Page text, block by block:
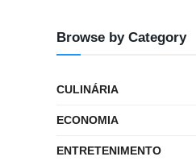
Browse by Category
CULINÁRIA
ECONOMIA
ENTRETENIMENTO